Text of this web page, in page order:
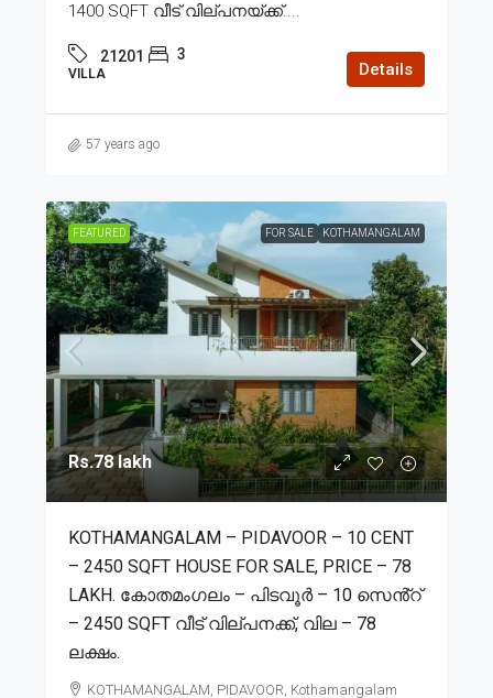
1400 SQFT വീട് വില്പനയ്ക്ക്....
21201 3
VILLA Details
57 years ago
FEATURED FOR SALE KOTHAMANGALAM
Rs.78 lakh
KOTHAMANGALAM – PIDAVOOR – 10 CENT
– 2450 SQFT HOUSE FOR SALE, PRICE – 78
LAKH. കോതമംഗലം – പിടവൂർ – 10 സെൻ്റ്
– 2450 SQFT വീട് വില്പനക്ക്, വില – 78
ലക്ഷം.
KOTHAMANGALAM, PIDAVOOR, Kothamangalam